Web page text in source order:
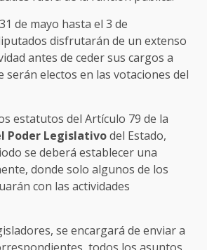
de mayo hasta el 3 de
disfrutarán de un extenso
antes de ceder sus cargos a
serán electos en las votaciones del
estatutos del Artículo 79 de la
Poder Legislativodel Estado,
se deberá establecer una
donde solo algunos de los
con las actividades
se encargará de enviar a